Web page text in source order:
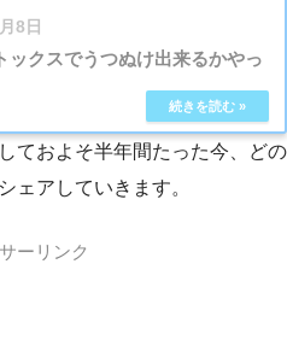
8日
ックスでうつぬけ出来るかやっ
ておよそ半年間たった今、どの
ェアしていきます。
ーリンク